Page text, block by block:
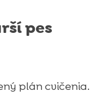
pes
plán cvičenia.